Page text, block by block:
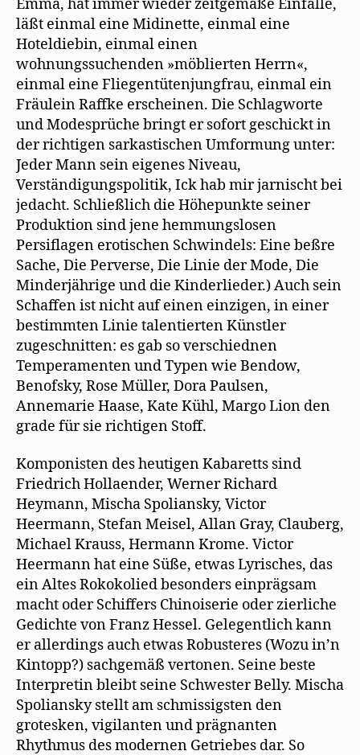
Emma, hat immer wieder zeitgemäße Einfälle,
läßt einmal eine Midinette, einmal eine
Hoteldiebin, einmal einen
wohnungssuchenden »möblierten Herrn«,
einmal eine Fliegentütenjungfrau, einmal ein
Fräulein Raffke erscheinen. Die Schlagworte
und Modesprüche bringt er sofort geschickt in
der richtigen sarkastischen Umformung unter:
Jeder Mann sein eigenes Niveau,
Verständigungspolitik, Ick hab mir jarnischt bei
jedacht. Schließlich die Höhepunkte seiner
Produktion sind jene hemmungslosen
Persiflagen erotischen Schwindels: Eine beßre
Sache, Die Perverse, Die Linie der Mode, Die
Minderjährige und die Kinderlieder.) Auch sein
Schaffen ist nicht auf einen einzigen, in einer
bestimmten Linie talentierten Künstler
zugeschnitten: es gab so verschiednen
Temperamenten und Typen wie Bendow,
Benofsky, Rose Müller, Dora Paulsen,
Annemarie Haase, Kate Kühl, Margo Lion den
grade für sie richtigen Stoff.
Komponisten des heutigen Kabaretts sind
Friedrich Hollaender, Werner Richard
Heymann, Mischa Spoliansky, Victor
Heermann, Stefan Meisel, Allan Gray, Clauberg,
Michael Krauss, Hermann Krome. Victor
Heermann hat eine Süße, etwas Lyrisches, das
ein Altes Rokokolied besonders einprägsam
macht oder Schiffers Chinoiserie oder zierliche
Gedichte von Franz Hessel. Gelegentlich kann
er allerdings auch etwas Robusteres (Wozu in’n
Kintopp?) sachgemäß vertonen. Seine beste
Interpretin bleibt seine Schwester Belly. Mischa
Spoliansky stellt am schmissigsten den
grotesken, vigilanten und prägnanten
Rhythmus des modernen Getriebes dar. So